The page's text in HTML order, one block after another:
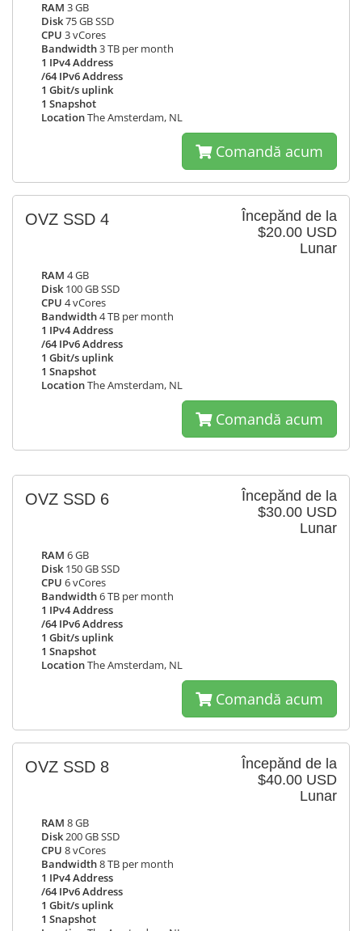
RAM 3 GB
Disk75 GB SSD
CPU 3 vCores
Bandwidth3 TB per month
1 IPv4 Address
/64 IPv6 Address
1 Gbit/s uplink
1 Snapshot
LocationThe Amsterdam, NL
Comandă acum
Începănd de la
$20.00 USD
Lunar
OVZ SSD 4
RAM 4 GB
Disk 100 GB SSD
CPU 4 vCores
Bandwidth4 TB per month
1 IPv4 Address
/64 IPv6 Address
1 Gbit/s uplink
1 Snapshot
LocationThe Amsterdam, NL
Comandă acum
Începănd de la
$30.00 USD
Lunar
OVZ SSD 6
RAM 6 GB
Disk 150 GB SSD
CPU 6 vCores
Bandwidth6 TB per month
1 IPv4 Address
/64 IPv6 Address
1 Gbit/s uplink
1 Snapshot
LocationThe Amsterdam, NL
Comandă acum
Începănd de la
$40.00 USD
Lunar
OVZ SSD 8
RAM 8 GB
Disk200 GB SSD
CPU 8 vCores
Bandwidth8 TB per month
1 IPv4 Address
/64 IPv6 Address
1 Gbit/s uplink
1 Snapshot